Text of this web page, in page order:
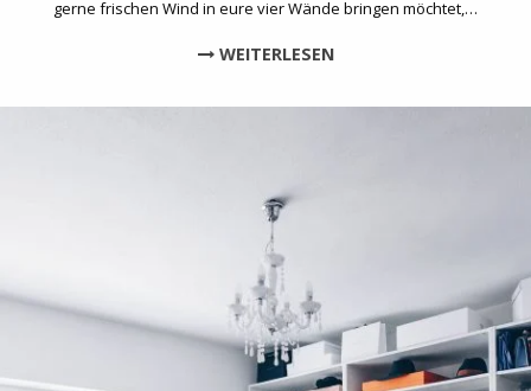
gerne frischen Wind in eure vier Wände bringen möchtet,…
WEITERLESEN